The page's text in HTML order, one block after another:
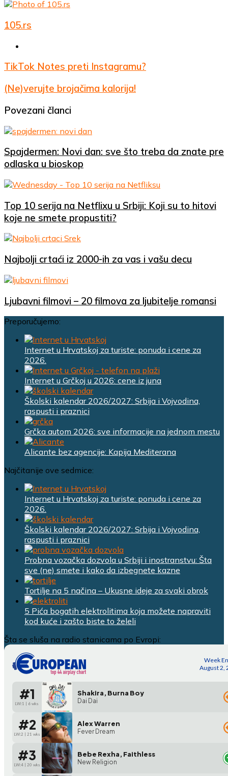
105.rs
TikTok
preti
Instagramu?
TikTok Notes preti Instagramu?
(Ne)verujte
brojačima
kalorija!
(Ne)verujte brojačima kalorija!
Povezani članci
Spajdermen: Novi dan: sve što treba da znate pre
odlaska u bioskop
Top 10 serija na Netflixu u Srbiji: Koji su to hitovi
koje ne smete propustiti?
Najbolji crtaći iz 2000-ih za vas i vašu decu
Ljubavni filmovi – 20 filmova za ljubitelje romansi
Preporučujemo:
Internet u Hrvatskoj za turiste: ponuda i cene za
2026.
Internet u Grčkoj u 2026: cene iz juna
Školski kalendar 2026/2027: Srbija i Vojvodina,
raspusti i praznici
Grčka autom 2026: sve informacije na jednom mestu
Alicante bez agencije: Kapija Mediterana
Najčitanije ove sedmice:
Internet u Hrvatskoj za turiste: ponuda i cene za
2026.
Školski kalendar 2026/2027: Srbija i Vojvodina,
raspusti i praznici
Probna vozačka dozvola u Srbiji i inostranstvu: Šta
sve (ne) smete i kako da izbegnete kazne
Tortilje na 5 načina – Ukusne ideje za svaki obrok
5 Pića bogatih elektrolitima koja možete napraviti
kod kuće i zašto biste to želeli
Šta se sluša na radio stanicama po Evropi: